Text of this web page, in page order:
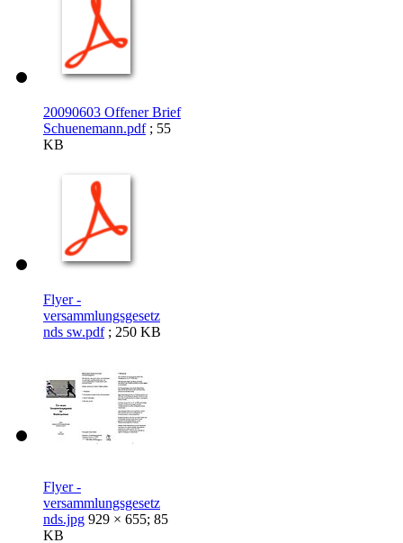
20090603 Offener Brief
Schuenemann.pdf; 55
KB
Flyer -
versammlungsgesetz
nds sw.pdf; 250 KB
Flyer -
versammlungsgesetz
nds.jpg 929 × 655; 85
KB